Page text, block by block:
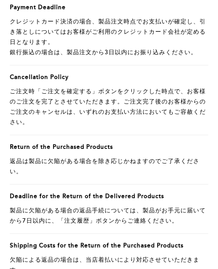
Payment Deadline
クレジットカード決済の場合、製品注文時点でお支払いが確定し、引
き落としについてはお客様がご利用のクレジットカード会社が定める
日となります。
銀行振込の場合は、製品注文から3日以内にお振り込みください。
Cancellation Policy
ご注文時「ご注文を確定する」ボタンをクリックした時点で、お客様
のご注文を完了とさせていただきます。ご注文完了後のお客様からの
ご注文のキャンセルは、いずれのお支払い方法においてもご容赦くだ
さい。
Return of the Purchased Products
返品は製品に欠陥がある場合を除き応じかねますのでご了承くださ
い。
Deadline for the Return of the Delivered Products
製品に欠陥がある場合の返品手続については、製品がお手元に届いて
から7日以内に、「注文履歴」ボタンからご連絡ください。
Shipping Costs for the Return of the Purchased Products
欠陥による返品の場合は、当店着払いにより対応させていただきま